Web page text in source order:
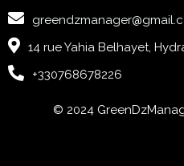
14 rue Yahia Belhayet,
+330768678226
© 2024